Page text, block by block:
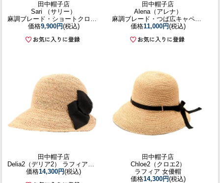
田中帽子店
Sari （サリー）
麻調ブレード・ショートクロッシェ
価格9,900円(税込)
田中帽子店
Alena（アレナ）
麻調ブレード・つば広キャペリンハット
価格11,000円(税込)
田中帽子店
Delia2（デリア2） ラフィア女優帽
価格14,300円(税込)
田中帽子店
Chloe2（クロエ2）
ラフィア 女優帽
価格14,300円(税込)